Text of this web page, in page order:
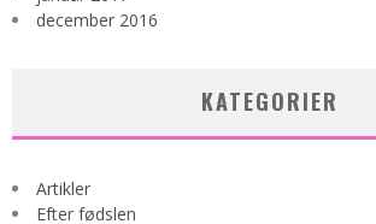
december 2016
KATEGORIER
Artikler
Efter fødslen